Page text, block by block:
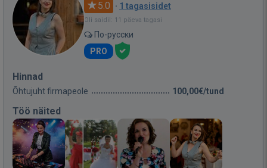
5.0 · 1 tagasisidet
Oli saidil: 11 päeva tagasi
По-русски
PRO
Hinnad
Õhtujuht firmapeole 100,00€/tund
Töö näited